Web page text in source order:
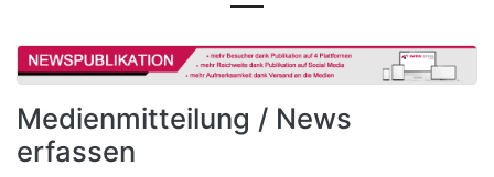
Medienmitteilung / News
erfassen